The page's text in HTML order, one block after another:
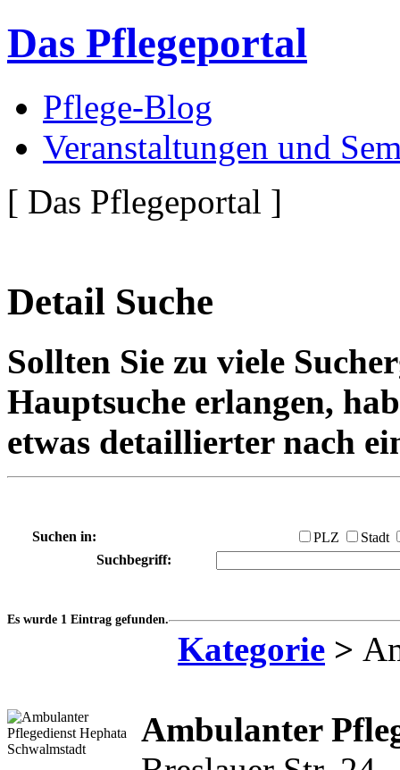
Das Pflegeportal
Pflege-Blog
Veranstaltungen und
[ Das Pflegeportal ]
Detail Suche
Sollten Sie zu viele
Hauptsuche erlangen,
etwas detaillierter nach
Suchen in: PLZ
Stadt
Suchbegriff:
Es wurde 1 Eintrag gefunden.
Kategorie >
Ambulanter